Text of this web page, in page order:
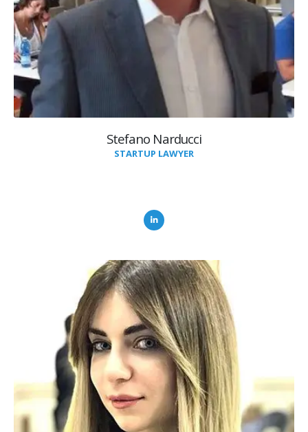
Stefano Narducci
STARTUP LAWYER